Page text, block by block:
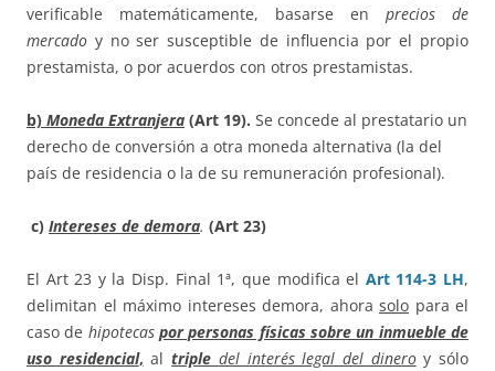
verificable matemáticamente, basarse en precios de
mercado y no ser susceptible de influencia por el propio
prestamista, o por acuerdos con otros prestamistas.
b) Moneda Extranjera (Art 19). Se concede al prestatario un
derecho de conversión a otra moneda alternativa (la del
país de residencia o la de su remuneración profesional).
c) Intereses de demora. (Art 23)
El Art 23 y la Disp. Final 1ª, que modifica el Art 114-3 LH,
delimitan el máximo intereses demora, ahora solo para el
caso de hipotecas por personas físicas sobre un inmueble de
uso residencial, al triple del interés legal del dineroy sólo